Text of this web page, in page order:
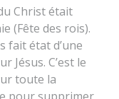
Christ était
(Fête des rois).
fait état d’une
Jésus. C’est le
toute la